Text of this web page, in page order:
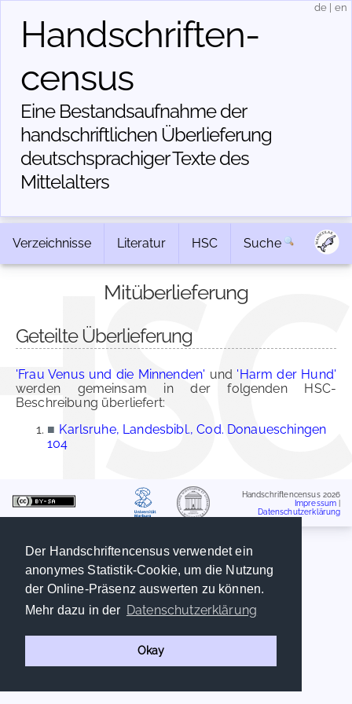
Der Handschriftencensus verwendet ein
anonymes Statistik-Cookie, um die Nutzung
der Online-Präsenz auswerten zu können.
Mehr dazu in der Datenschutzerklärung
Okay
Handschriften­
census
Eine Bestandsaufnahme der
handschriftlichen Über­lieferung
deutschsprachiger Texte des
Mittelalters
de en
Verzeichnisse Literatur HSC Suche
Mitüberlieferung
Geteilte Überlieferung
'Frau Venus und die Minnenden' und 'Harm der Hund'
werden gemeinsam in der folgenden HSC-
Beschreibung überliefert:
■ Karlsruhe, Landesbibl., Cod. Donaueschingen
104
Handschriftencensus 2026
Impressum
Datenschutzerklärung